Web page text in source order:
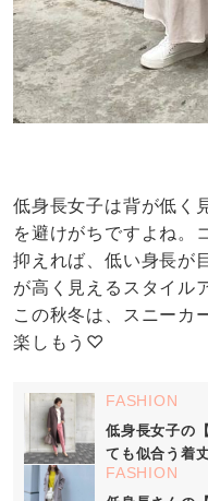
低身長女子は背が低く
を避けがちですよね。
抑えれば、低い身長が
が高く見えるスタイル
この秋冬は、スニーカ
楽しもう♡
FASHION
低身長女子の
ても似合う着
FASHION